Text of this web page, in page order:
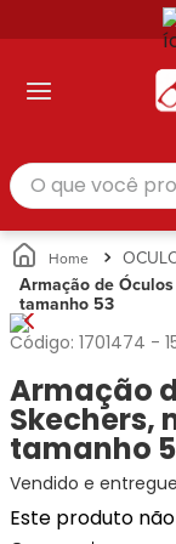
Masculino
Feminino
Infantil
Unissex
Busque
Por
Marcas
Ana
Hickmann
Bulget
Miu-
Guess
Lacoste
Categorias
Masculino
Feminino
Infantil
Unissex
Busque
Por
Marcas
Ray-
Ban
Prada
Ana
Hickmann
Tecnol
Correntes
para
Óculos
Estojos
para
Óculos
Soluções
Cuidados
Busque
Ray-
Ban
Prada
Exchange
Tommy
Hilfiger
Ana
Hickmann
Guess
Speedo
Categoria
Armações
de Óculos
Óculos
de Sol
Corrente
para
Estojo
para
Óculos
Masculino
Feminino
O que você
Armação de
tamanho 53
Código: 1701474 -
Armação
Skechers,
tamanho
Vendido e
Este produto